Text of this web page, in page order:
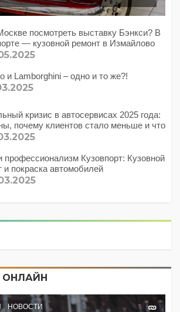
посмотреть выставку Бэнкси? В
— кузовной ремонт в Измайлово
и Lamborghini – одно и то же?!
кризис в автосервисах 2025 года:
почему клиентов стало меньше и что
профессионализм Кузовпорт: Кузовной
и покраска автомобилей
НОВОСТИ